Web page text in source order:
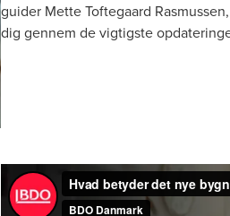
guider Mette Toftegaard
dig gennem de vigtigste